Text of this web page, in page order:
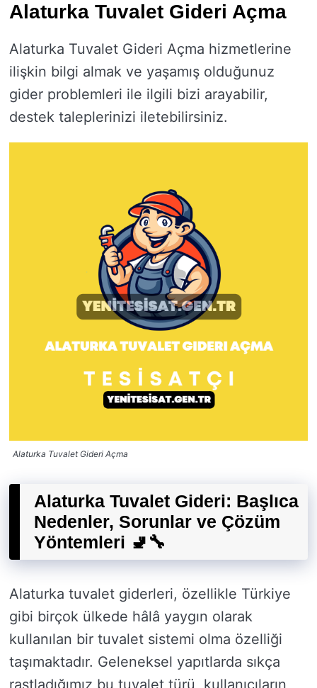
Alaturka Tuvalet Gideri Açma
Alaturka Tuvalet Gideri Açma hizmetlerine
ilişkin bilgi almak ve yaşamış olduğunuz
gider problemleri ile ilgili bizi arayabilir,
destek taleplerinizi iletebilirsiniz.
Alaturka Tuvalet Gideri Açma
Alaturka Tuvalet Gideri: Başlıca
Nedenler, Sorunlar ve Çözüm
Yöntemleri 🚽🔧
Alaturka tuvalet giderleri, özellikle Türkiye
gibi birçok ülkede hâlâ yaygın olarak
kullanılan bir tuvalet sistemi olma özelliği
taşımaktadır. Geleneksel yapıtlarda sıkça